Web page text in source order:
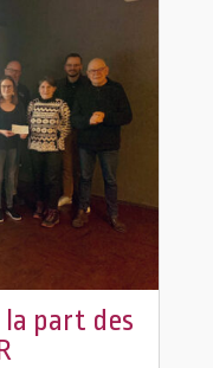
la part des